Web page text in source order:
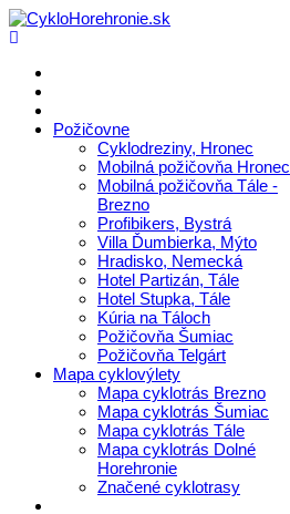
Požičovne
Cyklodreziny, Hronec
Mobilná požičovňa Hronec
Mobilná požičovňa Tále -
Brezno
Profibikers, Bystrá
Villa Ďumbierka, Mýto
Hradisko, Nemecká
Hotel Partizán, Tále
Hotel Stupka, Tále
Kúria na Táloch
Požičovňa Šumiac
Požičovňa Telgárt
Mapa cyklovýlety
Mapa cyklotrás Brezno
Mapa cyklotrás Šumiac
Mapa cyklotrás Tále
Mapa cyklotrás Dolné
Horehronie
Značené cyklotrasy